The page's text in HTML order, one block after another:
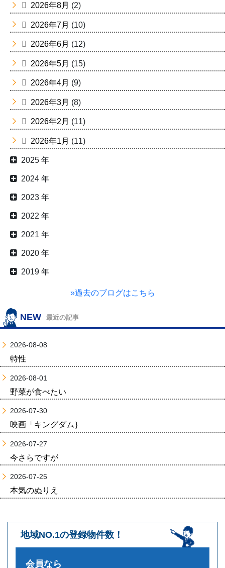
2026年8月 (2)
2026年7月 (10)
2026年6月 (12)
2026年5月 (15)
2026年4月 (9)
2026年3月 (8)
2026年2月 (11)
2026年1月 (11)
2025 年
2024 年
2023 年
2022 年
2021 年
2020 年
2019 年
»過去のブログはこちら
NEW 最近の記事
2026-08-08
特性
2026-08-01
野菜が食べたい
2026-07-30
映画「キングダム｝
2026-07-27
今さらですが
2026-07-25
本気のぬりえ
地域NO.1の登録物件数！
会員なら